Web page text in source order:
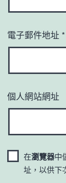
電子郵件地址 *
個人網站網址
在瀏覽器中
址，以供下